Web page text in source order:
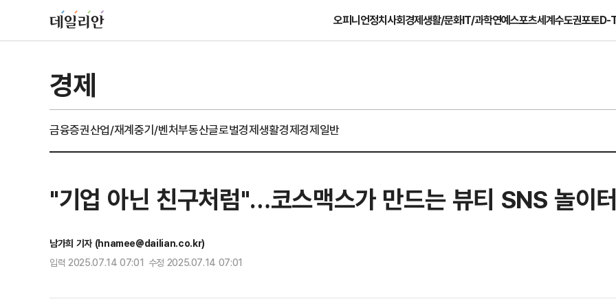
오피니언정치사회경제생활/문화IT/과학연예스포츠세계수도권포토D-
경제
금융증권산업/재계중기/벤처부동산글로벌경제생활경제경제일반
"기업 아닌 친구처럼"…코스맥스가 만드는 뷰티 SNS 놀이
남가희 기자 (hnamee@dailian.co.kr)
입력 2025.07.14 07:01 수정 2025.07.14 07:01